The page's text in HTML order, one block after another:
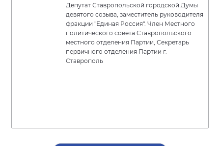
Депутат Ставропольской городской Думы
девятого созыва, заместитель руководителя
фракции "Единая Россия". Член Местного
политического совета Ставропольского
местного отделения Партии, Секретарь
первичного отделения Партии г.
Ставрополь